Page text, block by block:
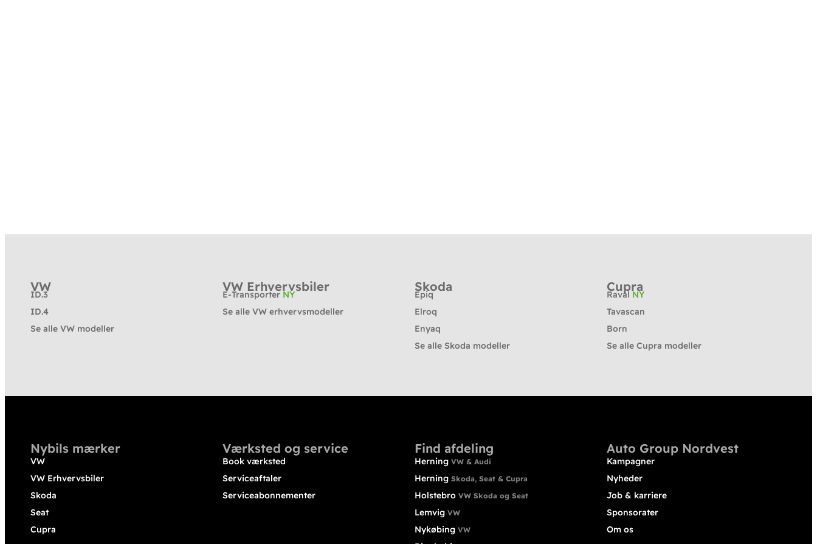
VW
ID.3
ID.4
Se alle VW modeller
VW Erhvervsbiler
E-TransporterNY
Se alle VW erhvervsmodeller
Skoda
Epiq
Elroq
Enyaq
Se alle Skoda modeller
Cupra
RavalNY
Tavascan
Born
Se alle Cupra modeller
Nybils mærker
VW
VW Erhvervsbiler
Skoda
Seat
Cupra
Værksted og service
Book værksted
Serviceaftaler
Serviceabonnementer
Find afdeling
Herning VW & Audi
Herning Skoda, Seat & Cupra
Holstebro VW Skoda og Seat
Lemvig VW
Nykøbing VW
Auto Group Nordvest
Kampagner
Nyheder
Job & karriere
Sponsorater
Om os